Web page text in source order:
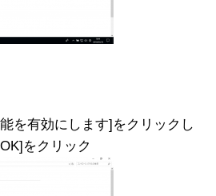
を有効にします]をクリックし
をクリック